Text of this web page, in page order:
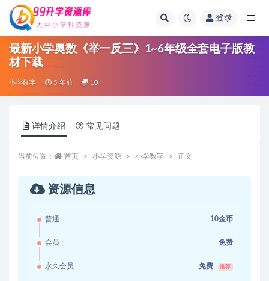
登录
最新小学奥数《举一反三》1~6年级全套电子版教
材下载
小学数字 5 年前 10
详情介绍 常见问题
当前位置： 首页 小学资源 小学数字 正文
资源信息
普通 10金币
会员 免费
永久会员 免费 推荐